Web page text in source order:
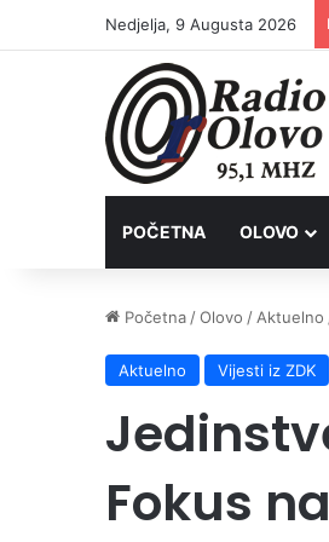
Nedjelja, 9 Augusta 2026
POČETNA OLOVO
Početna /Olovo / Aktuelno
Aktuelno Vijesti iz ZDK
Fokus